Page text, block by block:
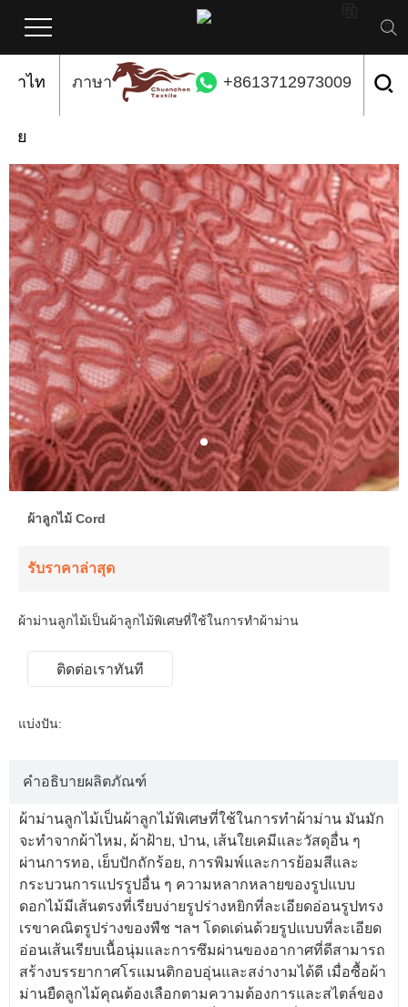
ภาษ
าไท
ย
ภาษา +8613712973009
ผ้าลูกไม้ Cord
รับราคาล่าสุด
ผ้าม่านลูกไม้เป็นผ้าลูกไม้พิเศษที่ใช้ในการทำผ้าม่าน
ติดต่อเราทันที
แบ่งปัน:
คำอธิบายผลิตภัณฑ์
ผ้าม่านลูกไม้เป็นผ้าลูกไม้พิเศษที่ใช้ในการทำผ้าม่าน มันมัก
จะทำจากผ้าไหม, ผ้าฝ้าย, ป่าน, เส้นใยเคมีและวัสดุอื่น ๆ
ผ่านการทอ, เย็บปักถักร้อย, การพิมพ์และการย้อมสีและ
กระบวนการแปรรูปอื่น ๆ ความหลากหลายของรูปแบบ
ดอกไม้มีเส้นตรงที่เรียบง่ายรูปร่างหยิกที่ละเอียดอ่อนรูปทรง
เรขาคณิตรูปร่างของพืช ฯลฯ โดดเด่นด้วยรูปแบบที่ละเอียด
อ่อนเส้นเรียบเนื้อนุ่มและการซึมผ่านของอากาศที่ดีสามารถ
สร้างบรรยากาศโรแมนติกอบอุ่นและสง่างามได้ดี เมื่อซื้อผ้า
ม่านยืดลูกไม้คุณต้องเลือกตามความต้องการและสไตล์ของ